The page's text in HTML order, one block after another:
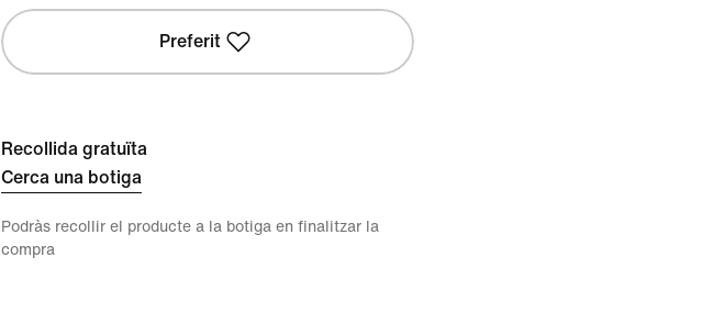
Preferit
Recollida gratuïta
Cerca una botiga
Podràs recollir el producte a la botiga en finalitzar la
compra